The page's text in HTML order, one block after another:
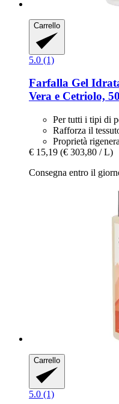
Carrello
5.0 (1)
Farfalla Gel
Vera e Cetriolo,
Per tutti i tipi di
Rafforza il
Proprietà
€ 15,19 (€ 303,80 / L)
Consegna entro il
Carrello
5.0 (1)